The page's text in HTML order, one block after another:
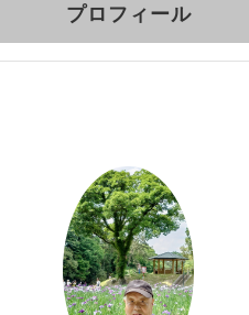
プロフィール